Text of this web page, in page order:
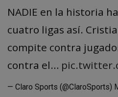
NADIE en la historia
cuatro ligas así.
compite contra
contra el…
— Claro Sports (@ClaroSports)